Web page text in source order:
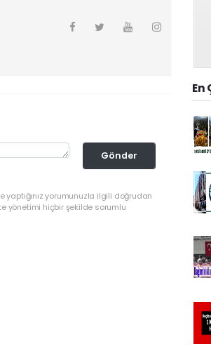
Gönder
yaptığınız yorumunuzla ilgili doğrudan
yönetimi hiçbir şekilde sorumlu
En